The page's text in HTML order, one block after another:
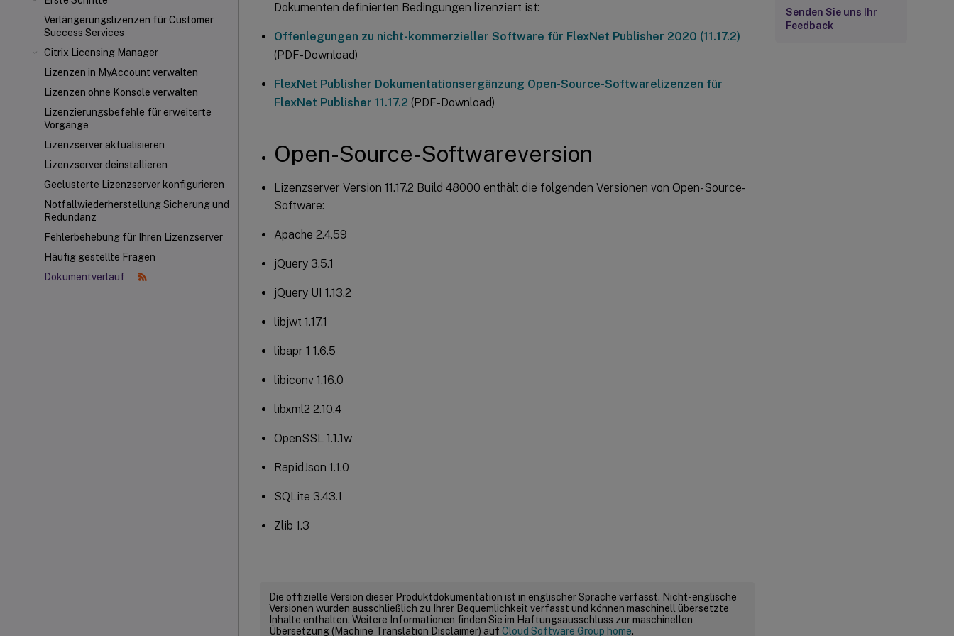
Verlängerungslizenzen für Customer
Success Services
Citrix Licensing Manager
Lizenzen in MyAccount verwalten
Lizenzen ohne Konsole verwalten
Lizenzierungsbefehle für erweiterte
Vorgänge
Lizenzserver aktualisieren
Lizenzserver deinstallieren
Geclusterte Lizenzserver konfigurieren
Notfallwiederherstellung Sicherung und
Redundanz
Fehlerbehebung für Ihren Lizenzserver
Häufig gestellte Fragen
Dokumentverlauf
Dokumenten definierten Bedingungen lizenziert ist:
Offenlegungen zu nicht-kommerzieller Software für FlexNet Publisher 2020 (11.17.2)
(PDF-Download)
FlexNet Publisher Dokumentationsergänzung Open-Source-Softwarelizenzen für
FlexNet Publisher 11.17.2 (PDF-Download)
Open-Source-Softwareversion
Lizenzserver Version 11.17.2 Build 48000 enthält die folgenden Versionen von Open-Source-
Software:
Apache 2.4.59
jQuery 3.5.1
jQuery UI 1.13.2
libjwt 1.17.1
libapr 1 1.6.5
libiconv 1.16.0
libxml2 2.10.4
OpenSSL 1.1.1w
RapidJson 1.1.0
SQLite 3.43.1
Zlib 1.3
Die offizielle Version dieser Produktdokumentation ist in englischer Sprache verfasst. Nicht-englische
Versionen wurden ausschließlich zu Ihrer Bequemlichkeit verfasst und können maschinell übersetzte
Inhalte enthalten. Weitere Informationen finden Sie im Haftungsausschluss zur maschinellen
Übersetzung (Machine Translation Disclaimer) auf Cloud Software Group home.
Senden Sie uns Ihr
Feedback